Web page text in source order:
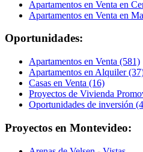
Apartamentos en Venta en
Apartamentos en Venta en
Oportunidades:
Apartamentos en Venta (581)
Apartamentos en Alquiler
Casas en Venta (16)
Proyectos de Vivienda
Oportunidades de inversión
Proyectos en Montevideo: